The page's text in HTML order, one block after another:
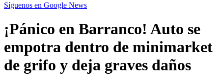
Síguenos en Google News
¡Pánico en Barranco! Auto se
empotra dentro de minimarket
de grifo y deja graves daños